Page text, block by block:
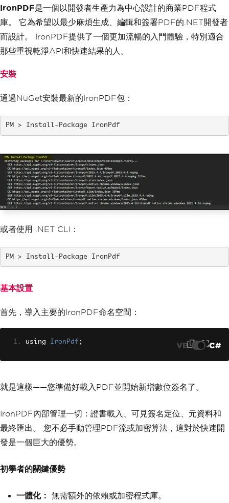
IronPDF是一個以開發者生產力為中心設計的商業PDF程式
庫。 它為希望以最少麻煩生成、編輯和簽署PDF的.NET開發者
而設計。 IronPDF提供了一個更加流暢的入門體驗，特別適合
那些重視乾淨API和快速結果的人。
安裝
通過NuGet安裝最新的IronPDF包：
Install-Package IronPdf
或者使用 .NET CLI：
Install-Package IronPdf
基本設置
首先，導入主要的IronPDF命名空間：
using IronPdf ; VB C#
就是這樣——您準備好載入PDF並開始新增數位簽名了。
IronPDF內部管理一切：證書載入、可見簽名定位、元資料和
最終匯出。 您不必手動管理PDF流或加密算法，這對於快速開
發是一個巨大的優勢。
初學者的關鍵優勢
一體化： 無需額外的依賴或加密程式庫。